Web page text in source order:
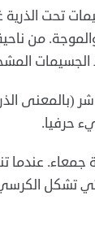
تحت الذرية
من
حرفيا.
عندما
تشكل